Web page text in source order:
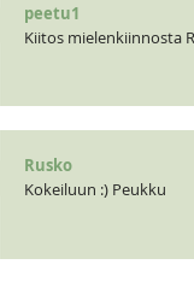
peetu1
Kiitos mielenkiinnosta
Rusko
Kokeiluun :) Peukku